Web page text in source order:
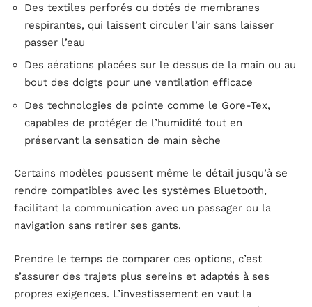
Des textiles perforés ou dotés de membranes
respirantes, qui laissent circuler l’air sans laisser
passer l’eau
Des aérations placées sur le dessus de la main ou au
bout des doigts pour une ventilation efficace
Des technologies de pointe comme le Gore-Tex,
capables de protéger de l’humidité tout en
préservant la sensation de main sèche
Certains modèles poussent même le détail jusqu’à se
rendre compatibles avec les systèmes Bluetooth,
facilitant la communication avec un passager ou la
navigation sans retirer ses gants.
Prendre le temps de comparer ces options, c’est
s’assurer des trajets plus sereins et adaptés à ses
propres exigences. L’investissement en vaut la